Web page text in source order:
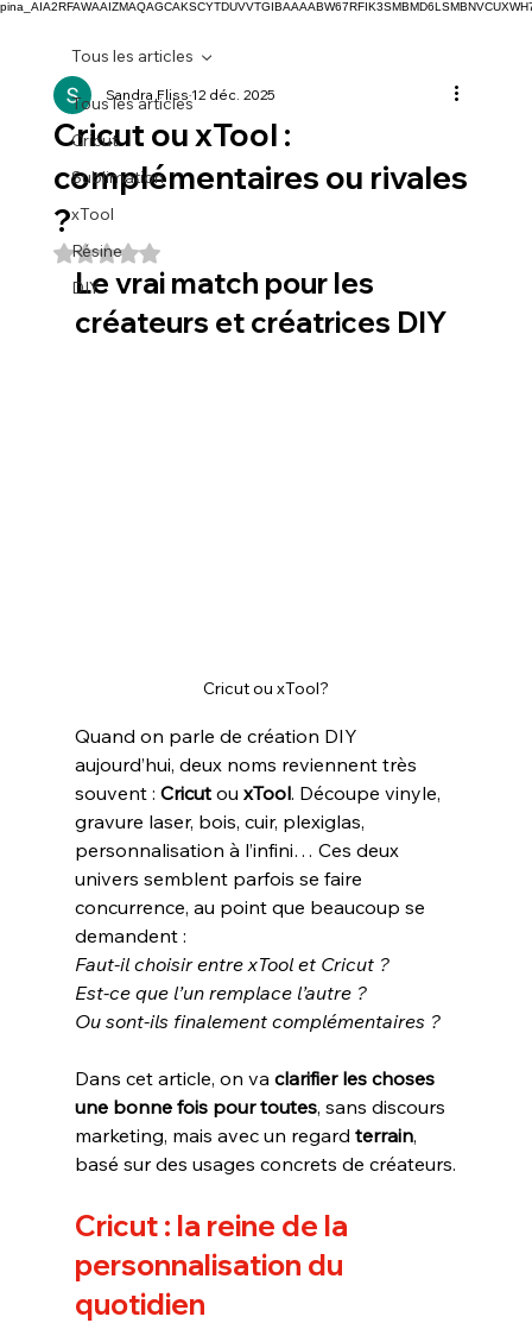
Tous les articles
Cricut
Sublimation
xTool
Résine
DIY
Tous les articles
Cricut ou xTool :
complémentaires ou rivales
?
Sandra Fliss12 déc. 2025
Noté NaN étoiles sur 5.
Le vrai match pour les
créateurs et créatrices DIY
Cricut ou xTool?
Quand on parle de création DIY
aujourd’hui, deux noms reviennent très
souvent : Cricut ou xTool. Découpe vinyle,
gravure laser, bois, cuir, plexiglas,
personnalisation à l’infini… Ces deux
univers semblent parfois se faire
concurrence, au point que beaucoup se
demandent :
Faut-il choisir entre xTool et Cricut ?
Est-ce que l’un remplace l’autre ?
Ou sont-ils finalement complémentaires ?
Dans cet article, on va clarifier les choses
une bonne fois pour toutes, sans discours
marketing, mais avec un regard terrain,
basé sur des usages concrets de créateurs.
Cricut : la reine de la
personnalisation du
quotidien